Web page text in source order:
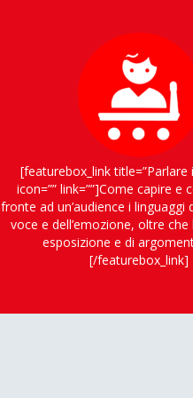
[featurebox_link title=”Parlare
icon=”” link=””]Come capire e
fronte ad un’audience i linguaggi
voce e dell’emozione, oltre che
esposizione e di
[/featurebox_link]